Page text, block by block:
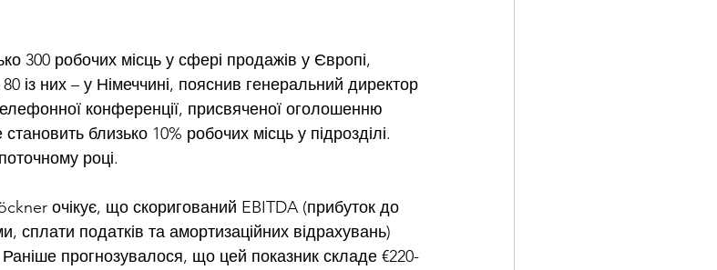
300 робочих місць у сфері продажів у Європі,
із них – у Німеччині, пояснив генеральний директор
конференції, присвяченої оголошенню
близько 10% робочих місць у підрозділі.
році.
очікує, що скоригований EBITDA (прибуток до
сплати податків та амортизаційних відрахувань)
прогнозувалося, що цей показник складе €220-